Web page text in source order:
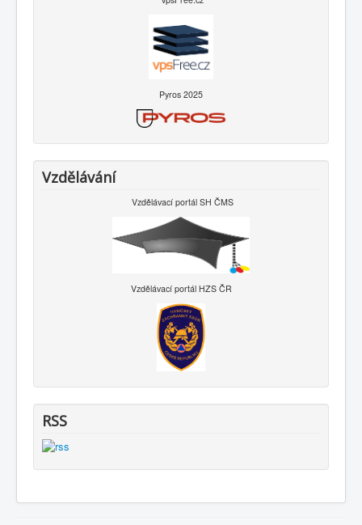
Pyros 2025
Vzdělávání
Vzdělávací portál SH ČMS
Vzdělávací portál HZS ČR
RSS